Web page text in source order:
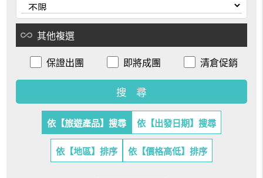
all_inclusive 其他複選
保證出團 即將成團 清倉促銷
依【旅遊產品】搜尋 依【出發日期】搜尋
依【地區】排序 依【價格高低】排序